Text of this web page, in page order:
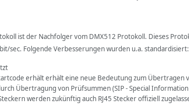
ist der Nachfolger vom DMX512 Protokoll. Dieses
sec. Folgende Verbesserungen wurden u.a. standardisiert:
erhält erhält eine neue Bedeutung zum
Übertragung von Prüfsummen (SIP - Special
werden zukünftig auch RJ45 Stecker offiziell